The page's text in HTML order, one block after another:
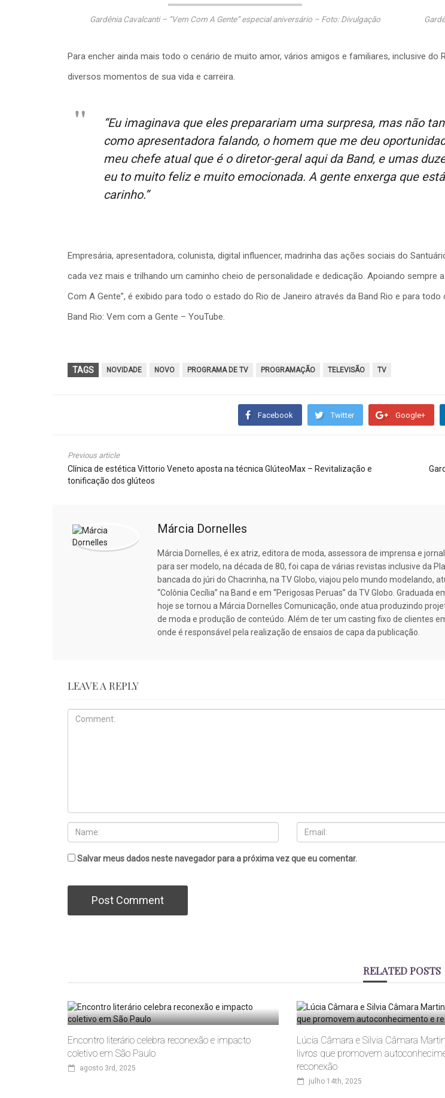
Gardênia Cavalcanti – “Vem Com A Gente” especial aniversário – Foto: Divulgação
Para encher ainda mais todo o cenário de muito amor, vários amigos e familiares, inclusive
diversos momentos de sua vida e carreira.
“Eu imaginava que eles preparariam uma surpresa, mas não
como apresentadora falando, o homem que me deu
meu chefe atual que é o diretor-geral aqui da Band, e umas
eu to muito feliz e muito emocionada. A gente enxerga que
carinho.”
Empresária, apresentadora, colunista, digital influencer, madrinha das ações sociais do
cada vez mais e trilhando um caminho cheio de personalidade e dedicação. Apoiando sempre
Com A Gente”, é exibido para todo o estado do Rio de Janeiro através da Band Rio e para
Band Rio: Vem com a Gente – YouTube.
TAGS NOVIDADE NOVO PROGRAMA DE TV PROGRAMAÇÃO TELEVISÃO TV
Facebook Twitter Google+
Previous article
Clínica de estética Vittorio Veneto aposta na técnica GlúteoMax – Revitalização e
tonificação dos glúteos
Márcia Dornelles
Márcia Dornelles, é ex atriz, editora de moda, assessora de imprensa e
para ser modelo, na década de 80, foi capa de várias revistas inclusive da
bancada do júri do Chacrinha, na TV Globo, viajou pelo mundo modelando,
“Colônia Cecília” na Band e em “Perigosas Peruas” da TV Globo.
hoje se tornou a Márcia Dornelles Comunicação, onde atua produzindo
de moda e produção de conteúdo. Além de ter um casting fixo de clientes
onde é responsável pela realização de ensaios de capa da publicação.
LEAVE A REPLY
Salvar meus dados neste navegador para a próxima vez que eu comentar.
RELATED POSTS
Encontro literário celebra reconexão e impacto
coletivo em São Paulo
agosto 3rd, 2025
Lúcia Câmara e Silvia Câmara
livros que promovem
reconexão
julho 14th, 2025